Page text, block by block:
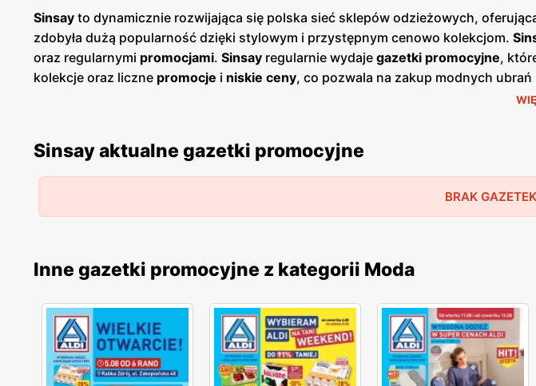
Sinsay to dynamicznie rozwijająca się polska sieć sklepów odzieżowych,
zdobyła dużą popularność dzięki stylowym i przystępnym cenowo kolekcjom.
oraz regularnymi promocjami. Sinsay regularnie wydaje gazetki promocyjne,
kolekcje oraz liczne promocje i niskie ceny, co pozwala na zakup modnych
młodzieży, która poszukuje modnych i stylowych ubrań w atrakcyjnych cenach.
promocyjnym,Sinsayzdobył lojalność szerokiego grona klientów, którzy
dynamicznie, otwierając nowe sklepy w całej Polsce oraz rozwijając sprzedaż
, zakupy online oraz korzystanie z ekskluzywnych ofert.
jednym z liderów na rynku odzieżowym w Polsce. Dzięki regularnympromocjomi
Sinsay aktualne gazetki promocyjne
BRAK
Inne gazetki promocyjne z kategorii Moda